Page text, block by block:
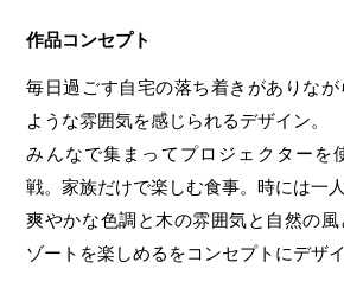
作品コンセプト
毎日過ごす自宅の落ち着きがありな
ような雰囲気を感じられるデザイン。
みんなで集まってプロジェクターを
戦。家族だけで楽しむ食事。時には一
爽やかな色調と木の雰囲気と自然の風
ゾートを楽しめるをコンセプトにデザ